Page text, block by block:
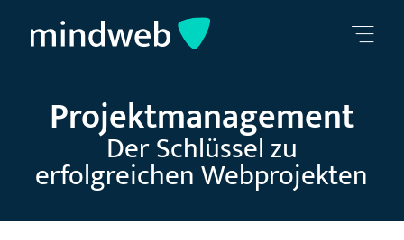
Projektmanagement
Der Schlüssel zu
erfolgreichen Webprojekten